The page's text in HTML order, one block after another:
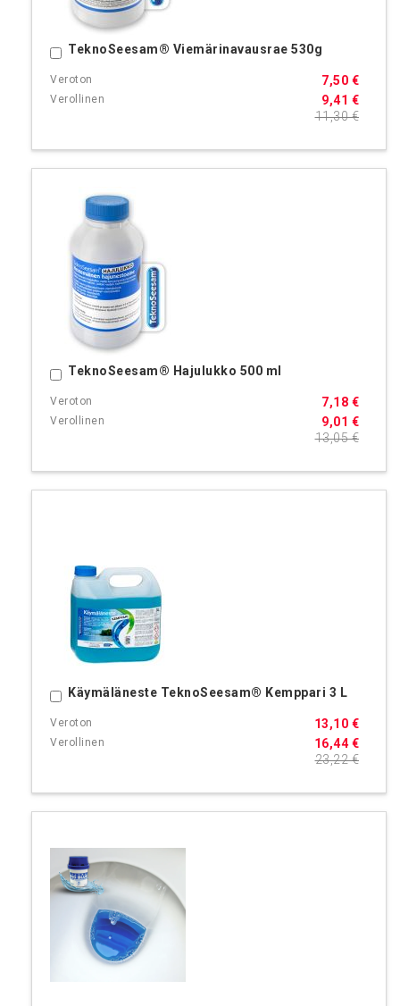
TeknoSeesam® Viemärinavausrae 530g
9,41 €
7,50 €
11,30 €
Ostoskoriin
TeknoSeesam® Hajulukko 500 ml
9,01 €
7,18 €
13,05 €
Ostoskoriin
Käymäläneste TeknoSeesam® Kemppari 3 L
16,44 €
13,10 €
23,22 €
Ostoskoriin